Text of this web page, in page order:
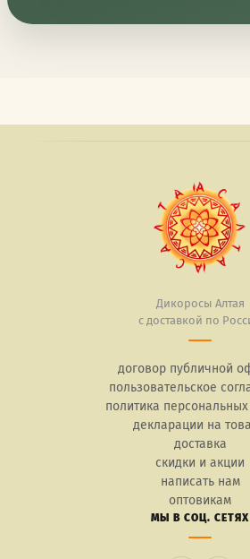
Дикоросы Алтая
с доставкой по
договор публичной
пользовательское
политика
декларации на
доставка
скидки и акции
написать нам
оптовикам
МЫ В СОЦ. СЕТЯХ